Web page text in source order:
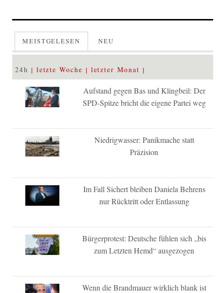
MEISTGELESEN NEU
24h letzte Woche letzter Monat
Aufstand gegen Bas und Klingbeil: Der
SPD-Spitze bricht die eigene Partei weg
Niedrigwasser: Panikmache statt
Präzision
Im Fall Sichert bleiben Daniela Behrens
nur Rücktritt oder Entlassung
Bürgerprotest: Deutsche fühlen sich „bis
zum Letzten Hemd“ ausgezogen
Wenn die Brandmauer wirklich blank ist